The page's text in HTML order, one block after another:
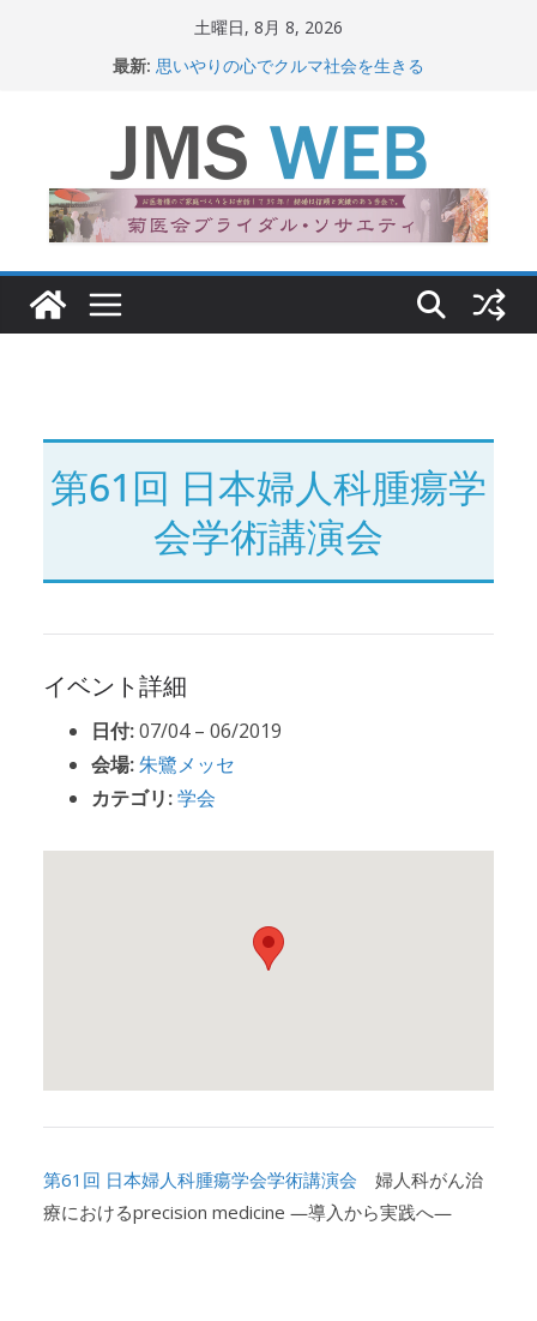
ッ
土曜日, 8月 8, 2026
最新: 思いやりの心でクルマ社会を生きる
関東大震災から100 年
新生ニッポン！
第61回 日本婦人科腫瘍学
会学術講演会
イベント詳細
日付:07/04– 06/2019
会場:朱鷺メッセ
カテゴリ:学会
第61回 日本婦人科腫瘍学会学術講演会 婦人科がん治
療におけるprecision medicine ―導入から実践へ―